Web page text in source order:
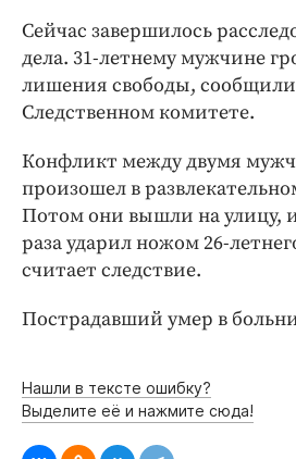
ПРОЕКТЫ
Издания
Интересное чтиво
Клиника года
Бренд года
Работодатель года
Сейчас завершилось
дела. 31-летнему мужчине
лишения свободы, сообщили
Следственном комитете.
Конфликт между двумя
произошел в
Потом они вышли на улицу,
раза ударил ножом 26-
считает следствие.
Пострадавший умер в
Нашли в тексте ошибку?
Выделите её и нажмите сюда!